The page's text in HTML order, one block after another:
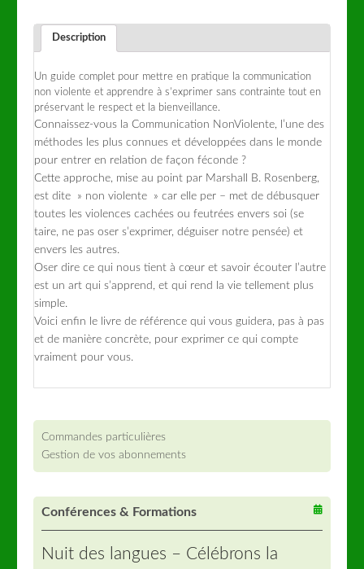
Description
Un guide complet pour mettre en pratique la communication
non violente et apprendre à s’exprimer sans contrainte tout en
préservant le respect et la bienveillance.
Connaissez-vous la Communication NonViolente, l’une des
méthodes les plus connues et développées dans le monde
pour entrer en relation de façon féconde ?
Cette approche, mise au point par Marshall B. Rosenberg,
est dite » non violente » car elle per – met de débusquer
toutes les violences cachées ou feutrées envers soi (se
taire, ne pas oser s’exprimer, déguiser notre pensée) et
envers les autres.
Oser dire ce qui nous tient à cœur et savoir écouter l’autre
est un art qui s’apprend, et qui rend la vie tellement plus
simple.
Voici enfin le livre de référence qui vous guidera, pas à pas
et de manière concrète, pour exprimer ce qui compte
vraiment pour vous.
Commandes particulières
Gestion de vos abonnements
Conférences & Formations
Nuit des langues – Célébrons la